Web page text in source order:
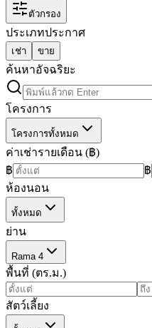
ตัวกรอง
ประเภทประกาศ
เช่า ขาย
ค้นหาอัจฉริยะ
โครงการ
โครงการทั้งหมด
ค่าเช่ารายเดือน (฿)
฿
฿
ห้องนอน
ทั้งหมด
ย่าน
Rama 4
พื้นที่ (ตร.ม.)
สัตว์เลี้ยง